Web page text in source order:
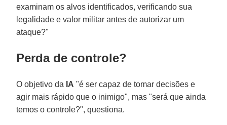
examinam os alvos identificados, verificando sua
legalidade e valor militar antes de autorizar um
ataque?"
Perda de controle?
O objetivo da IA ​​"é ser capaz de tomar decisões e
agir mais rápido que o inimigo", mas "será que ainda
temos o controle?", questiona.